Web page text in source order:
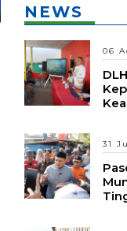
NEWS
06
31